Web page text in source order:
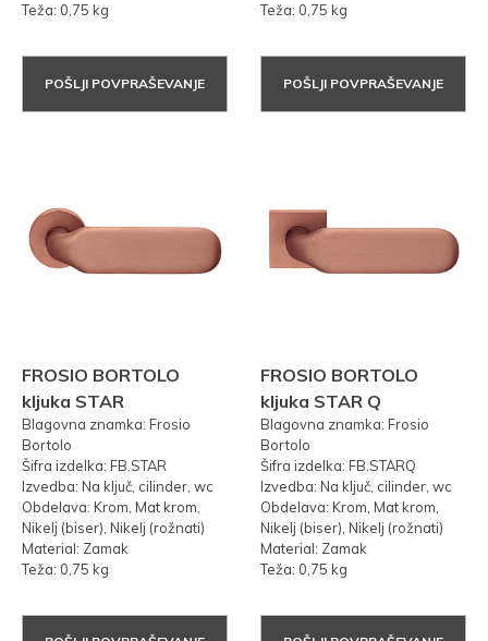
Teža: 0,75 kg
POŠLJI POVPRAŠEVANJE
Teža: 0,75 kg
POŠLJI POVPRAŠEVANJE
FROSIO BORTOLO
kljuka STAR
Blagovna znamka: Frosio
Bortolo
Šifra izdelka: FB.STAR
Izvedba: Na ključ, cilinder, wc
Obdelava: Krom, Mat krom,
Nikelj (biser), Nikelj (rožnati)
Material: Zamak
Teža: 0,75 kg
FROSIO BORTOLO
kljuka STAR Q
Blagovna znamka: Frosio
Bortolo
Šifra izdelka: FB.STARQ
Izvedba: Na ključ, cilinder, wc
Obdelava: Krom, Mat krom,
Nikelj (biser), Nikelj (rožnati)
Material: Zamak
Teža: 0,75 kg